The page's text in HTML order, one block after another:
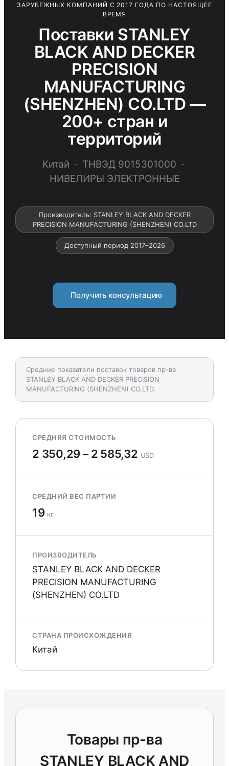
ЗАРУБЕЖНЫХ КОМПАНИЙ С 2017 ГОДА ПО НАСТОЯЩЕЕ
ВРЕМЯ
Поставки STANLEY
BLACK AND DECKER
PRECISION
MANUFACTURING
(SHENZHEN) CO.LTD —
200+ стран и
территорий
Китай · ТНВЭД 9015301000 ·
НИВЕЛИРЫ ЭЛЕКТРОННЫЕ
Производитель: STANLEY BLACK AND DECKER
PRECISION MANUFACTURING (SHENZHEN) CO.LTD
Доступный период 2017–2026
Получить консультацию
Средние показатели поставок товаров пр-ва
STANLEY BLACK AND DECKER PRECISION
MANUFACTURING (SHENZHEN) CO.LTD.
СРЕДНЯЯ СТОИМОСТЬ
2 350,29 – 2 585,32 USD
СРЕДНИЙ ВЕС ПАРТИИ
19 кг
ПРОИЗВОДИТЕЛЬ
STANLEY BLACK AND DECKER
PRECISION MANUFACTURING
(SHENZHEN) CO.LTD
СТРАНА ПРОИСХОЖДЕНИЯ
Китай
Товары пр-ва
STANLEY BLACK AND